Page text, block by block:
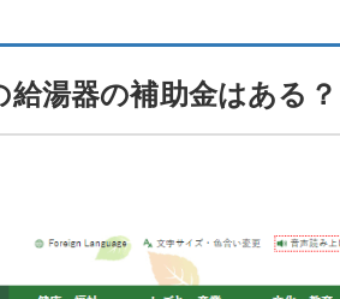
の特徴
湯器の補助金はある？